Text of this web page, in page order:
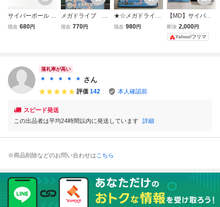
サイバーボール ※
動作確認済・清掃
現在 680円
メガドライブ サ
イバーボール 起
現在 770円
★☆メガドライブ
ソフト サイバー
現在 980円
【MD】サイバー
ボール メガドライ
ブ 箱無し
即決 2,000円
Yahoo!フリマ
落札率が高い
＊ ＊ ＊ ＊ ＊ さん
評価 142 本人確認前
スピード発送
この出品者は平均24時間以内に発送しています 詳細
※商品削除などのお問い合わせはこちら